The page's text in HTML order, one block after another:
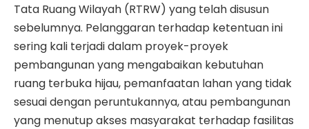
Tata Ruang Wilayah (RTRW) yang telah disusun
sebelumnya. Pelanggaran terhadap ketentuan ini
sering kali terjadi dalam proyek-proyek
pembangunan yang mengabaikan kebutuhan
ruang terbuka hijau, pemanfaatan lahan yang tidak
sesuai dengan peruntukannya, atau pembangunan
yang menutup akses masyarakat terhadap fasilitas